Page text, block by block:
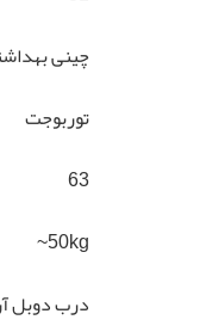
چینی
توربوجت
63
50kg~
درب دوبل